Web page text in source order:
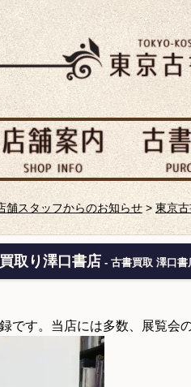
舗スタッフからのお知らせ> 東京
取り澤口書店 - 古書買取 澤口書
です。当店には多数、展覧会